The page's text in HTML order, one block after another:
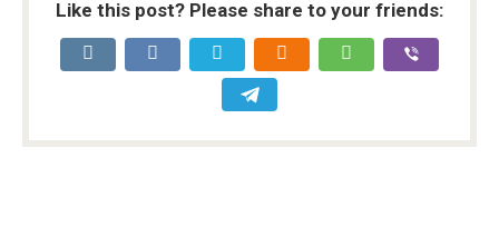
Like this post? Please share to your friends: